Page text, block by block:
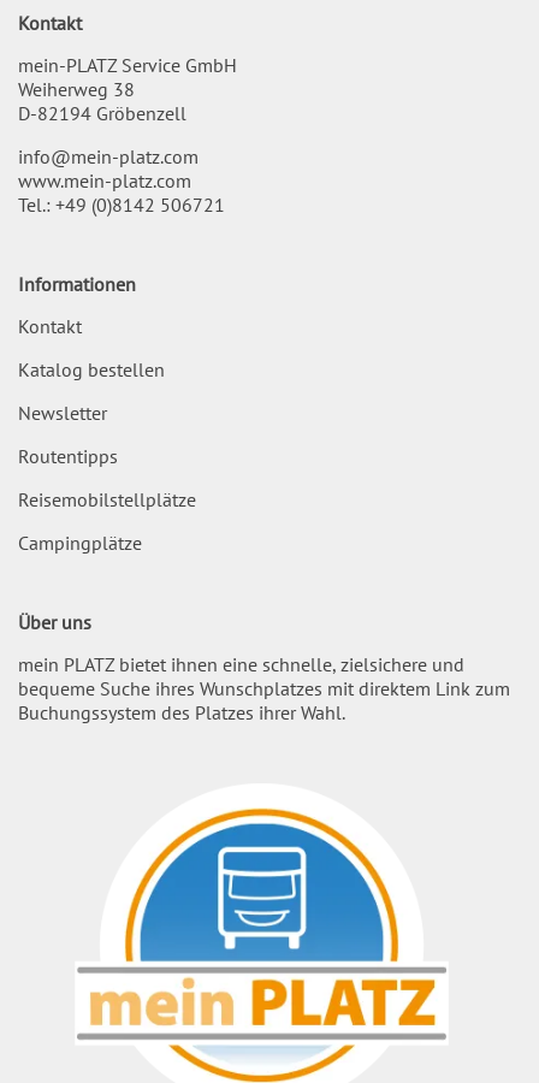
Kontakt
mein-PLATZ Service GmbH
Weiherweg 38
D-82194 Gröbenzell
info@mein-platz.com
www.mein-platz.com
Tel.: +49 (0)8142 506721
Informationen
Kontakt
Katalog bestellen
Newsletter
Routentipps
Reisemobilstellplätze
Campingplätze
Über uns
mein PLATZ bietet ihnen eine schnelle, zielsichere und
bequeme Suche ihres Wunschplatzes mit direktem Link zum
Buchungssystem des Platzes ihrer Wahl.